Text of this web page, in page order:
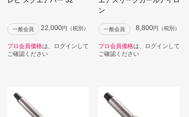
一般会員 22,000円（税別）
プロ会員価格は、ログインして
ご確認ください
ン
一般会員 8,800円（税別）
プロ会員価格は、ログインして
ご確認ください